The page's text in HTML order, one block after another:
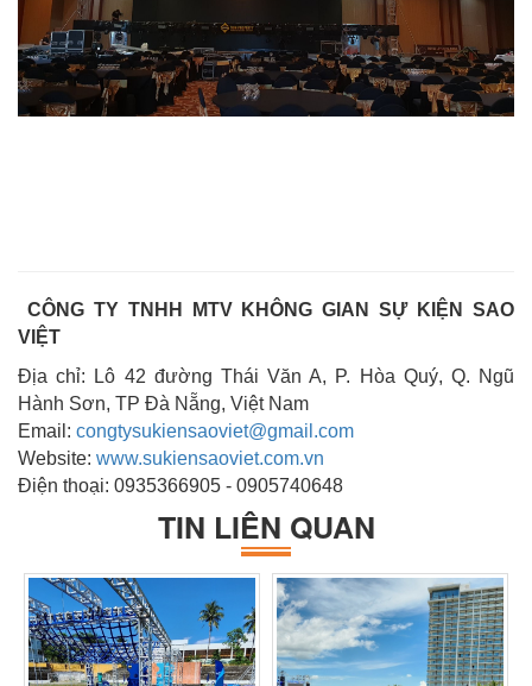
CÔNG TY TNHH MTV KHÔNG GIAN SỰ KIỆN SAO
VIỆT
Địa chỉ: Lô 42 đường Thái Văn A, P. Hòa Quý, Q. Ngũ
Hành Sơn, TP Đà Nẵng, Việt Nam
Email: congtysukiensaoviet@gmail.com
Website: www.sukiensaoviet.com.vn
Điện thoại: 0935366905 - 0905740648
TIN LIÊN QUAN